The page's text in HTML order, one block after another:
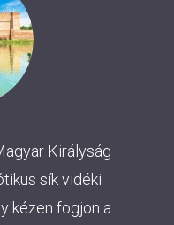
Királyság
sík vidéki
kézen fogjon a